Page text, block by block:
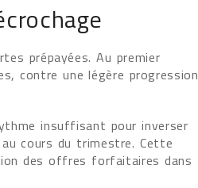
prépayées. Au premier
contre une légère progression
insuffisant pour inverser
cours du trimestre. Cette
des offres forfaitaires dans